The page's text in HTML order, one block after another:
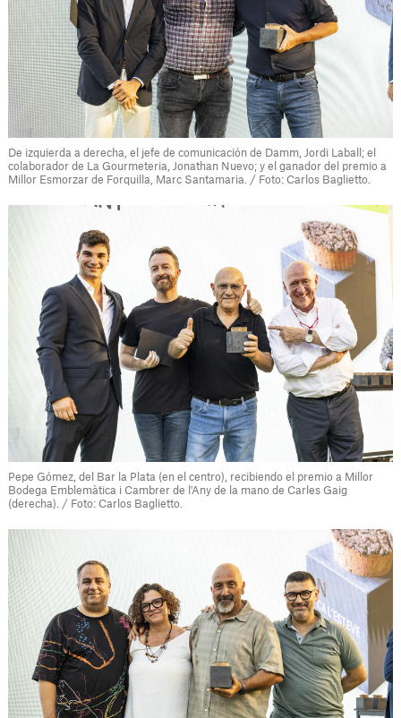
De izquierda a derecha, el jefe de comunicación de Damm, Jordi Laball; el
colaborador de La Gourmeteria, Jonathan Nuevo; y el ganador del premio a
Millor Esmorzar de Forquilla, Marc Santamaria. / Foto: Carlos Baglietto.
Pepe Gómez, del Bar la Plata (en el centro), recibiendo el premio a Millor
Bodega Emblemàtica i Cambrer de l'Any de la mano de Carles Gaig
(derecha). / Foto: Carlos Baglietto.